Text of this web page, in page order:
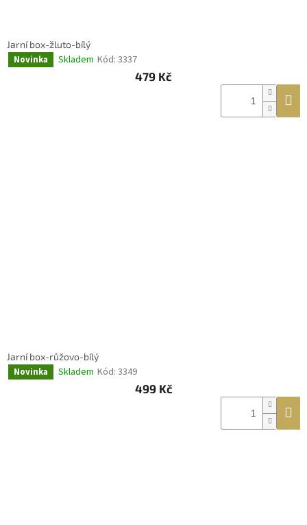
Jarní box-žluto-bílý
Novinka Skladem Kód: 3337
479 Kč
Jarní box-růžovo-bílý
Novinka Skladem Kód: 3349
499 Kč